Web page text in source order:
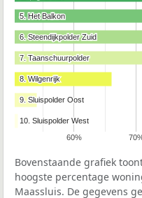
60%
5. Het Balkon
5. Het Balkon
6. Steendijkpolder Zuid
6. Steendijkpolder Zuid
7. Taanschuurpolder
7. Taanschuurpolder
8. Wilgenrijk
8. Wilgenrijk
9. Sluispolder Oost
9. Sluispolder Oost
10. Sluispolder West
10. Sluispolder West
Bovenstaande grafiek
hoogste percentage
Maassluis. De gegevens